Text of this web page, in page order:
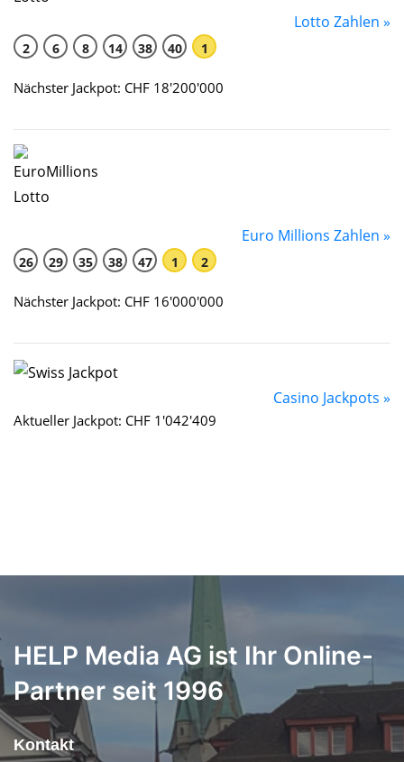
Lotto Zahlen »
2 6 8 14 38 40 1
Nächster Jackpot: CHF 18'200'000
Euro Millions Zahlen »
26 29 35 38 47 1 2
Nächster Jackpot: CHF 16'000'000
Casino Jackpots »
Aktueller Jackpot: CHF 1'042'409
HELP Media AG ist Ihr Online-
Partner seit 1996
Kontakt